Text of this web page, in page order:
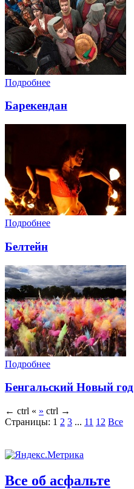
Подробнее
Барекендан
Подробнее
Белтейн
Подробнее
Бенгальский Новый год
← ctrl « » ctrl →
Страницы: 1 2 3 ... 11 12 Все
Все об асфальте